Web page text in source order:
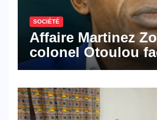
SOCIÉTÉ
Affaire Martinez
colonel Otoulou
croisé des